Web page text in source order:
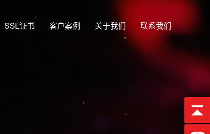
SSL证书 客户案例 关于我们 联系我们